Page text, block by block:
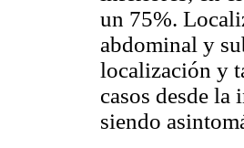
un 75%.
abdominal y
localización y
casos desde la
siendo